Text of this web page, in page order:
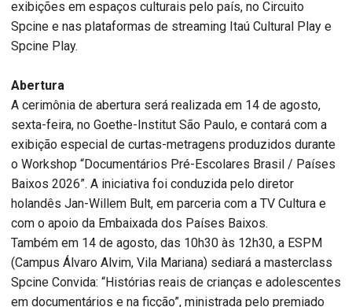
exibições em espaços culturais pelo país, no Circuito
Spcine e nas plataformas de streaming Itaú Cultural Play e
Spcine Play.
Abertura
A cerimônia de abertura será realizada em 14 de agosto,
sexta-feira, no Goethe-Institut São Paulo, e contará com a
exibição especial de curtas-metragens produzidos durante
o Workshop “Documentários Pré-Escolares Brasil / Países
Baixos 2026”. A iniciativa foi conduzida pelo diretor
holandês Jan-Willem Bult, em parceria com a TV Cultura e
com o apoio da Embaixada dos Países Baixos.
Também em 14 de agosto, das 10h30 às 12h30, a ESPM
(Campus Álvaro Alvim, Vila Mariana) sediará a masterclass
Spcine Convida: “Histórias reais de crianças e adolescentes
em documentários e na ficção”, ministrada pelo premiado